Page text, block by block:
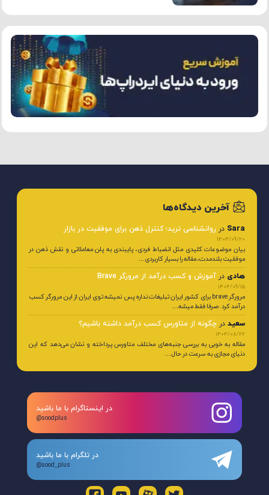
Sara درروانشناسی ترید؛ کنترل ذهن برای موفقیت در بازار
1404/09/20
بیان موضوعات کلیدی مثل انضباط فردی، پایبندی به پلن معاملاتی و نقش ذهن در
موفقیت بلندمدت، مقاله را بسیار کاربردی…
هادیدرآموزش و کسب درآمد از مرورگر Brave
1404/09/15
درآمد کرد. صرفا فقط میشه…
سعیددرچگونه از متاورس کسب درآمد داشته باشیم؟
1404/08/22
مقاله به خوبی به بررسی جنبه‌های مختلف متاورس پرداخته و نشان می‌دهد که این
دنیای مجازی به سرعت در حال…
در اینستاگرام با ما باشید
@soodplus
در تلگرام با ما باشید
@sood_plus